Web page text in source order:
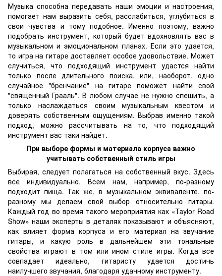
Музыка способна передавать наши эмоции и настроения,
помогает нам выразить себя, расслабиться, углубиться в
свои чувства и тому подобное. Именно поэтому, важно
подобрать инструмент, который будет вдохновлять вас в
музыкальном и эмоциональном планах. Если это удается,
то игра на гитаре доставляет особое удовольствие. Может
случиться, что подходящий инструмент удастся найти
только после длительного поиска, или, наоборот, одно
случайное "бренчание" на гитаре поможет найти свой
"священный Грааль". В любом случае не нужно спешить, а
только наслаждаться своим музыкальным квестом и
доверять собственным ощущениям. Выбрав именно такой
подход, можно рассчитывать на то, что подходящий
инструмент вас таки найдет.
При выборе формы и материала корпуса важно
учитывать собственный стиль игры
Выбирая, следует полагаться на собственный вкус. Здесь
все индивидуально. Всем нам, например, по-разному
подходит пища. Так же, в музыкальном эквиваленте, по-
разному мы делаем свой выбор относительно гитары.
Каждый год во время такого мероприятия как «Taylor Road
Show» наши эксперты в деталях показывают и объясняют,
как влияет форма корпуса и его материал на звучание
гитары, и какую роль в дальнейшем эти тональные
свойства играют в том или ином стиле игры. Когда все
совпадает идеально, гитаристу удается достичь
наилучшего звучания, благодаря удачному инструменту.